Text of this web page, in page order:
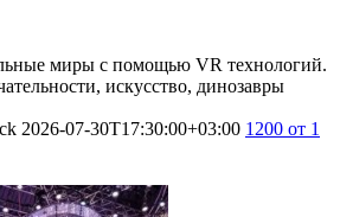
миры с помощью VR технологий.
искусство, динозавры
2026-07-30T17:30:00+03:00 1200 от 1